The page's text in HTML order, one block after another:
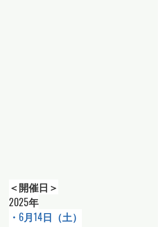
＜開催日＞
2025年
・6月14日（土）